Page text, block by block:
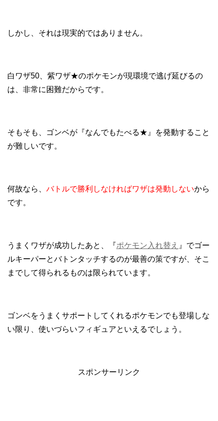
しかし、それは現実的ではありません。
白ワザ50、紫ワザ★のポケモンが現環境で逃げ延びるの
は、非常に困難だからです。
そもそも、ゴンベが『なんでもたべる★』を発動すること
が難しいです。
何故なら、 バトルで勝利しなければワザは発動しないから
です。
うまくワザが成功したあと、『ポケモン入れ替え 』でゴー
ルキーパーとバトンタッチするのが最善の策ですが、そこ
までして得られるものは限られています。
ゴンベをうまくサポートしてくれるポケモンでも登場しな
い限り、使いづらいフィギュアといえるでしょう。
スポンサーリンク